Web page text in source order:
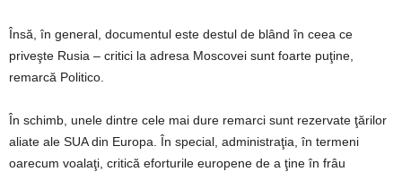
Însă, în general, documentul este destul de blând în ceea ce
priveşte Rusia – critici la adresa Moscovei sunt foarte puţine,
remarcă Politico.
În schimb, unele dintre cele mai dure remarci sunt rezervate ţărilor
aliate ale SUA din Europa. În special, administraţia, în termeni
oarecum voalaţi, critică eforturile europene de a ţine în frâu